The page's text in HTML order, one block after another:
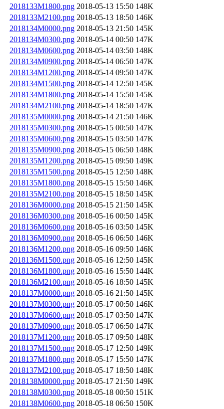
2018133M1800.png 2018-05-13 15:50 148K
2018133M2100.png 2018-05-13 18:50 146K
2018134M0000.png 2018-05-13 21:50 145K
2018134M0300.png 2018-05-14 00:50 147K
2018134M0600.png 2018-05-14 03:50 148K
2018134M0900.png 2018-05-14 06:50 147K
2018134M1200.png 2018-05-14 09:50 147K
2018134M1500.png 2018-05-14 12:50 145K
2018134M1800.png 2018-05-14 15:50 145K
2018134M2100.png 2018-05-14 18:50 147K
2018135M0000.png 2018-05-14 21:50 146K
2018135M0300.png 2018-05-15 00:50 147K
2018135M0600.png 2018-05-15 03:50 147K
2018135M0900.png 2018-05-15 06:50 148K
2018135M1200.png 2018-05-15 09:50 149K
2018135M1500.png 2018-05-15 12:50 148K
2018135M1800.png 2018-05-15 15:50 146K
2018135M2100.png 2018-05-15 18:50 145K
2018136M0000.png 2018-05-15 21:50 145K
2018136M0300.png 2018-05-16 00:50 145K
2018136M0600.png 2018-05-16 03:50 145K
2018136M0900.png 2018-05-16 06:50 146K
2018136M1200.png 2018-05-16 09:50 146K
2018136M1500.png 2018-05-16 12:50 145K
2018136M1800.png 2018-05-16 15:50 144K
2018136M2100.png 2018-05-16 18:50 145K
2018137M0000.png 2018-05-16 21:50 145K
2018137M0300.png 2018-05-17 00:50 146K
2018137M0600.png 2018-05-17 03:50 147K
2018137M0900.png 2018-05-17 06:50 147K
2018137M1200.png 2018-05-17 09:50 148K
2018137M1500.png 2018-05-17 12:50 149K
2018137M1800.png 2018-05-17 15:50 147K
2018137M2100.png 2018-05-17 18:50 148K
2018138M0000.png 2018-05-17 21:50 149K
2018138M0300.png 2018-05-18 00:50 151K
2018138M0600.png 2018-05-18 06:50 150K